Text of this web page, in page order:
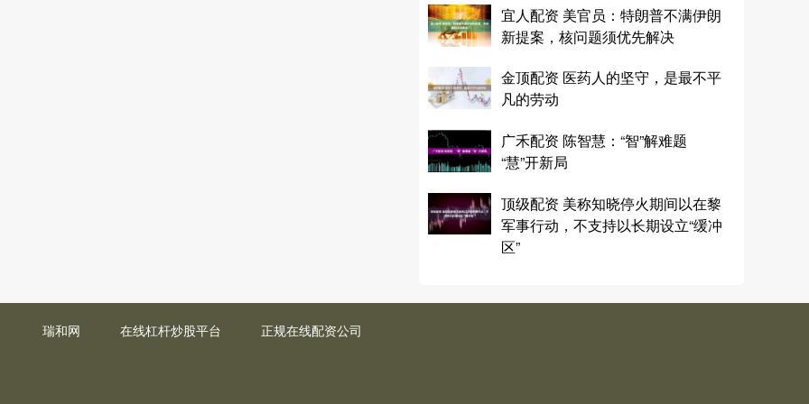
宜人配资 美官员：特朗普不满伊朗
新提案，核问题须优先解决
金顶配资 医药人的坚守，是最不平
凡的劳动
广禾配资 陈智慧：“智”解难题
“慧”开新局
顶级配资 美称知晓停火期间以在黎
军事行动，不支持以长期设立“缓冲
区”
瑞和网 在线杠杆炒股平台 正规在线配资公司